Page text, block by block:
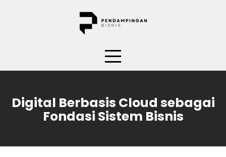
Digital Berbasis Cloud sebagai
Fondasi Sistem Bisnis